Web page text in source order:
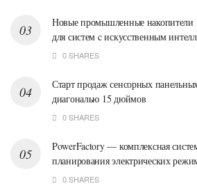
Новые промышленные накопители
для систем c искусственным
0 SHARES
Старт продаж сенсорных
диагональю 15 дюймов
0 SHARES
PowerFactory — комплексная
планирования электрических
0 SHARES